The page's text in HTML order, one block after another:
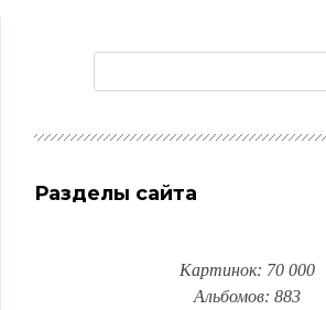
Разделы сайта
Картинок: 70 000
Альбомов: 883